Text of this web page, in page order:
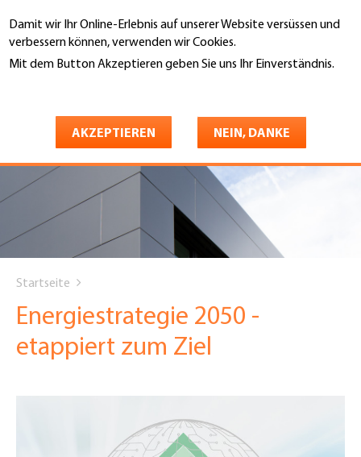
Damit wir Ihr Online-Erlebnis auf unserer Website versüssen und
verbessern können, verwenden wir Cookies.
Mit dem Button Akzeptieren geben Sie uns Ihr Einverständnis.
AKZEPTIEREN NEIN, DANKE
zum
Inhalt
are
here
Startseite
Energiestrategie 2050 -
etappiert zum Ziel